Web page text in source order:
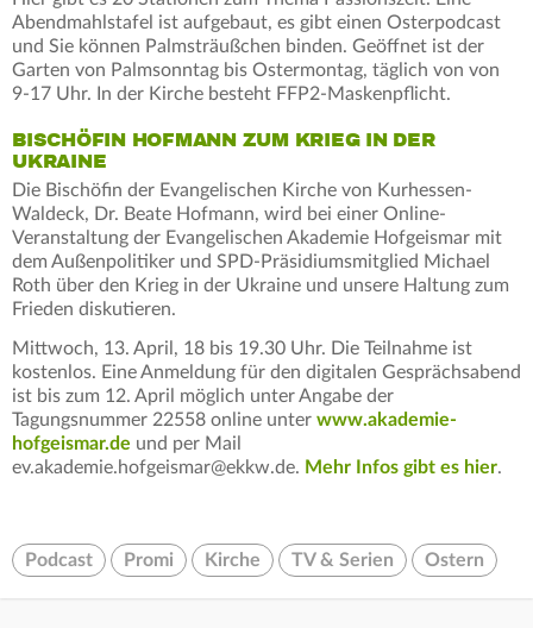
Abendmahlstafel ist aufgebaut, es gibt einen Osterpodcast
und Sie können Palmsträußchen binden. Geöffnet ist der
Garten von Palmsonntag bis Ostermontag, täglich von von
9-17 Uhr. In der Kirche besteht FFP2-Maskenpflicht.
BISCHÖFIN HOFMANN ZUM KRIEG IN DER
UKRAINE
Die Bischöfin der Evangelischen Kirche von Kurhessen-
Waldeck, Dr. Beate Hofmann, wird bei einer Online-
Veranstaltung der Evangelischen Akademie Hofgeismar mit
dem Außenpolitiker und SPD-Präsidiumsmitglied Michael
Roth über den Krieg in der Ukraine und unsere Haltung zum
Frieden diskutieren.
Mittwoch, 13. April, 18 bis 19.30 Uhr. Die Teilnahme ist
kostenlos. Eine Anmeldung für den digitalen Gesprächsabend
ist bis zum 12. April möglich unter Angabe der
Tagungsnummer 22558 online unter www.akademie-
hofgeismar.de und per Mail
ev.akademie.hofgeismar@ekkw.de. Mehr Infos gibt es hier.
Podcast Promi Kirche TV & Serien Ostern